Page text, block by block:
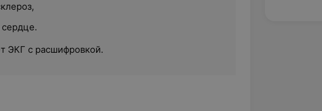
ЭКГ с расшифровкой.